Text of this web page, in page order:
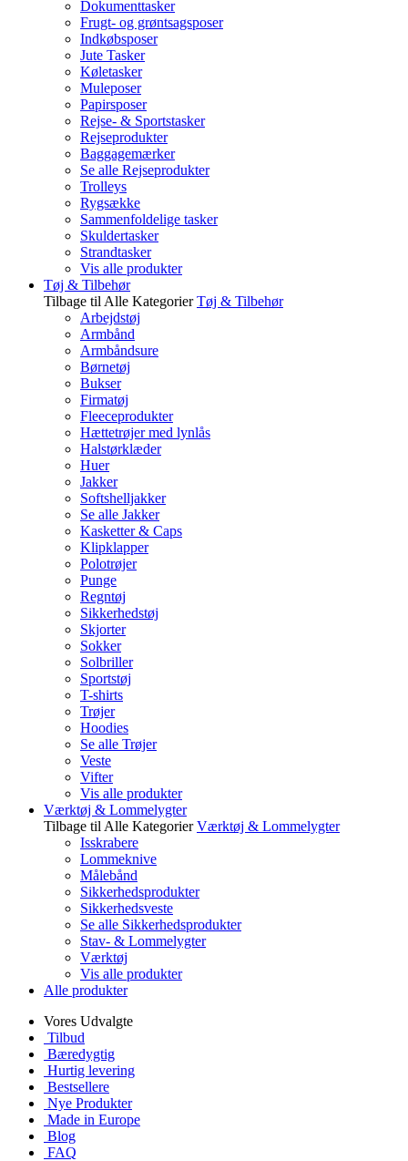
Dokumenttasker
Frugt- og grøntsagsposer
Indkøbsposer
Jute Tasker
Køletasker
Muleposer
Papirsposer
Rejse- & Sportstasker
Rejseprodukter
Baggagemærker
Se alle Rejseprodukter
Trolleys
Rygsække
Sammenfoldelige tasker
Skuldertasker
Strandtasker
Vis alle produkter
Tøj & Tilbehør
Tilbage til Alle Kategorier Tøj & Tilbehør
Arbejdstøj
Armbånd
Armbåndsure
Børnetøj
Bukser
Firmatøj
Fleeceprodukter
Hættetrøjer med lynlås
Halstørklæder
Huer
Jakker
Softshelljakker
Se alle Jakker
Kasketter & Caps
Klipklapper
Polotrøjer
Punge
Regntøj
Sikkerhedstøj
Skjorter
Sokker
Solbriller
Sportstøj
T-shirts
Trøjer
Hoodies
Se alle Trøjer
Veste
Vifter
Vis alle produkter
Værktøj & Lommelygter
Tilbage til Alle Kategorier Værktøj & Lommelygter
Isskrabere
Lommeknive
Målebånd
Sikkerhedsprodukter
Sikkerhedsveste
Se alle Sikkerhedsprodukter
Stav- & Lommelygter
Værktøj
Vis alle produkter
Alle produkter
Vores Udvalgte
Tilbud
Bæredygtig
Hurtig levering
Bestsellere
Nye Produkter
Made in Europe
Blog
FAQ